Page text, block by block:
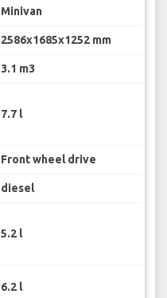
Minivan
2586x1685x1252 mm
3.1 m3
7.7 l
Front wheel drive
diesel
5.2 l
6.2 l